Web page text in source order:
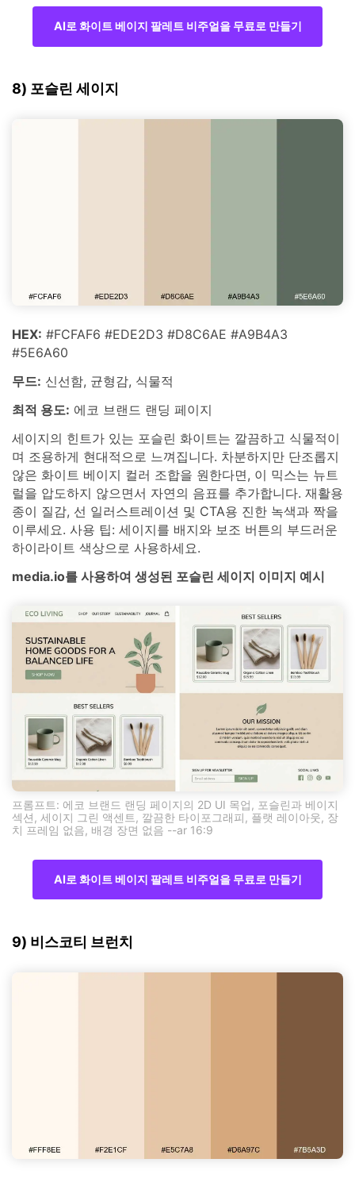
AI로 화이트 베이지 팔레트 비주얼을 무료로 만들기
8) 포슬린 세이지
HEX: #FCFAF6 #EDE2D3 #D8C6AE #A9B4A3
#5E6A60
무드: 신선함, 균형감, 식물적
최적 용도: 에코 브랜드 랜딩 페이지
세이지의 힌트가 있는 포슬린 화이트는 깔끔하고 식물적이
며 조용하게 현대적으로 느껴집니다. 차분하지만 단조롭지
않은 화이트 베이지 컬러 조합을 원한다면, 이 믹스는 뉴트
럴을 압도하지 않으면서 자연의 음표를 추가합니다. 재활용
종이 질감, 선 일러스트레이션 및 CTA용 진한 녹색과 짝을
이루세요. 사용 팁: 세이지를 배지와 보조 버튼의 부드러운
하이라이트 색상으로 사용하세요.
media.io를 사용하여 생성된 포슬린 세이지 이미지 예시
프롬프트: 에코 브랜드 랜딩 페이지의 2D UI 목업, 포슬린과 베이지
섹션, 세이지 그린 액센트, 깔끔한 타이포그래피, 플랫 레이아웃, 장
치 프레임 없음, 배경 장면 없음 --ar 16:9
AI로 화이트 베이지 팔레트 비주얼을 무료로 만들기
9) 비스코티 브런치